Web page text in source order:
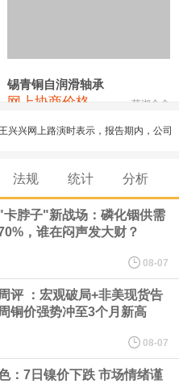
39,300 0
锡青铜自润滑轴承
网上协商价格 芜湖合金
兴兴网上路演时表示，报告期内，公司
，呈快速增长趋势，并形成多项
席技术官王兴兴在网上路演时表示，
法规 统计 分析
脖子"新战场：磷化铟供需
，谁在闷声发大财？
08-07
评 ：宏观破局+非美现货告
铜价强势冲至3个月新高
08-07
：7日镍价下跌 市场情绪谨